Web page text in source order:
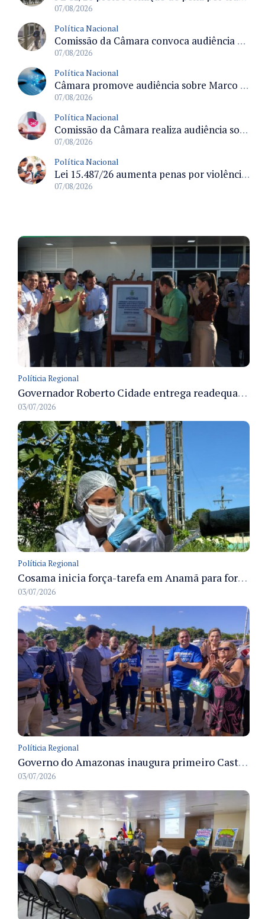
07/08/2026
Política Nacional
Comissão da Câmara convoca audiência para discutir misoginia nas escolas e universidades após divulgação de listas misóginas
07/08/2026
Política Nacional
Câmara promove audiência sobre Marco de Fomento à Economia Digital e impactos da inteligência artificial
07/08/2026
Política Nacional
Comissão da Câmara realiza audiência sobre apostas online para medir o tamanho do mercado ilegal
07/08/2026
Política Nacional
Lei 15.487/26 aumenta penas por violência sexual digital contra crianças e adolescentes e autoriza ronda virtual para investigação
07/08/2026
Políticia Regional
Governador Roberto Cidade entrega readequação do ambulatório da FCecon e amplia capacidade de atendimento oncológico em Manaus
03/07/2026
Políticia Regional
Cosama inicia força-tarefa em Anamã para fortalecer abastecimento de água e segurança hídrica da população
03/07/2026
Políticia Regional
Governo do Amazonas inaugura primeiro Castramóvel Fluvial para atendimento veterinário às comunidades ribeirinhas e castração gratuita
03/07/2026